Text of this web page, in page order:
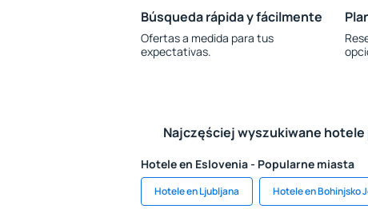
Búsqueda rápida y fácilmente
Ofertas a medida para tus
expectativas.
Najczęściej wyszukiwane
Hotele en Eslovenia - Popularne miasta
Hotele en Ljubljana Hotele en Bohinjsko